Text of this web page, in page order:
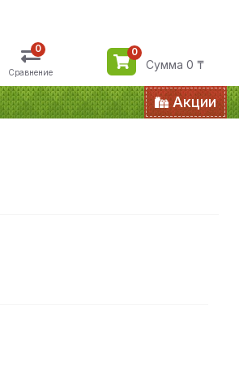
Сравнение
0 0
Сумма 0 ₸
Акции